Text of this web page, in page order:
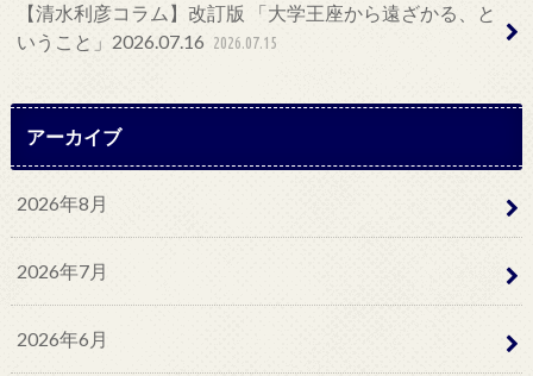
【清水利彦コラム】改訂版 「大学王座から遠ざかる、と
いうこと」2026.07.16 2026.07.15
アーカイブ
2026年8月
2026年7月
2026年6月